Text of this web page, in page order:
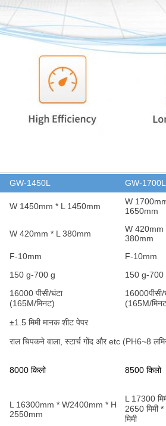
GW-1450L GW-1700L
W 1450mm * L 1450mm
W
1650mm
W 420mm * L 380mm
W 420mm
380mm
F-10mm F-10mm
150 g-700 g 150 g-700
16000 पीसी/घंटा
(165M/मिनट)
16000
(165M/
±1.5 मिमी मानक शीट पेपर
राल चिपकने वाला, स्टार्च गोंद और etc (PH6~8
8000 किलो 8500 किलो
L 16300mm * W2400mm * H
2550mm
L 17300
2650 मिमी
मिमी